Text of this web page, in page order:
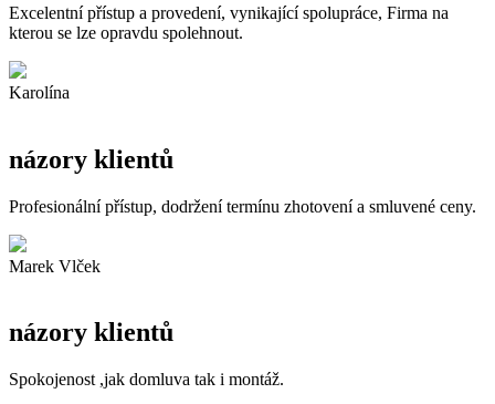
Excelentní přístup a provedení, vynikající spolupráce, Firma na
kterou se lze opravdu spolehnout.
Karolína
názory klientů
Profesionální přístup, dodržení termínu zhotovení a smluvené ceny.
Marek Vlček
názory klientů
Spokojenost ,jak domluva tak i montáž.